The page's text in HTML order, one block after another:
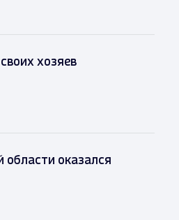
хозяев
области оказался